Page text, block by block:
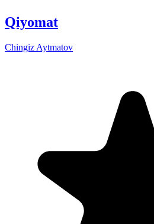
Qiyomat
Chingiz Aytmatov